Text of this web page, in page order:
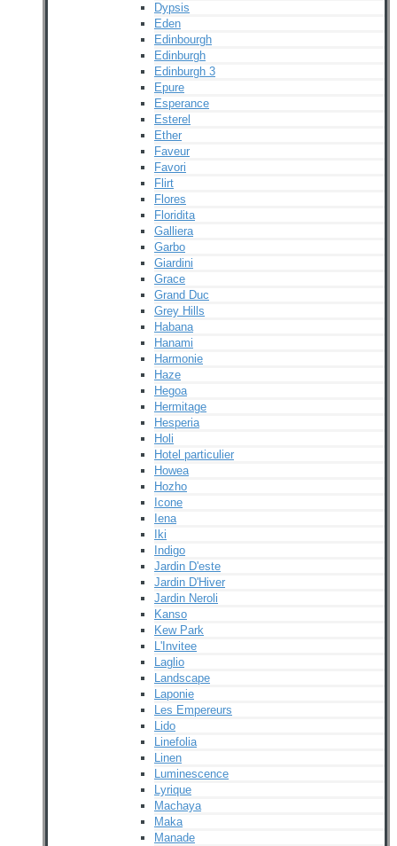
Dypsis
Eden
Edinbourgh
Edinburgh
Edinburgh 3
Epure
Esperance
Esterel
Ether
Faveur
Favori
Flirt
Flores
Floridita
Galliera
Garbo
Giardini
Grace
Grand Duc
Grey Hills
Habana
Hanami
Harmonie
Haze
Hegoa
Hermitage
Hesperia
Holi
Hotel particulier
Howea
Hozho
Icone
Iena
Iki
Indigo
Jardin D'este
Jardin D'Hiver
Jardin Neroli
Kanso
Kew Park
L'Invitee
Laglio
Landscape
Laponie
Les Empereurs
Lido
Linefolia
Linen
Luminescence
Lyrique
Machaya
Maka
Manade